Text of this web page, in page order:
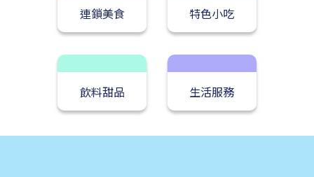
連鎖美食 特色小吃
飲料甜品 生活服務